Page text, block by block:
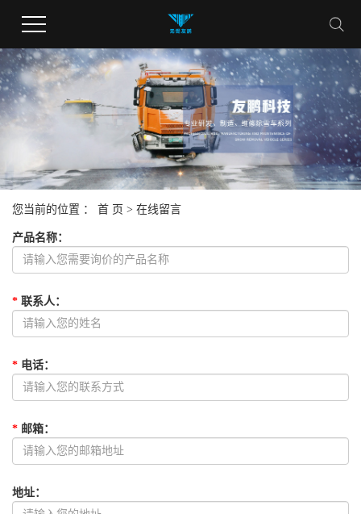
您当前的位置 ： 首 页 > 在线留言
产品名称：
* 联系人：
* 电话：
* 邮箱：
地址：